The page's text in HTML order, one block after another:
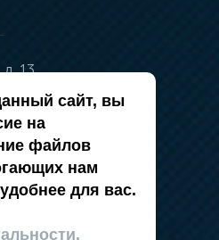
13
обработки
данных
сайт, вы
на
файлов
нам
для вас.